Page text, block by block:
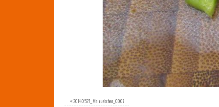
«20140527_Mairuebchen_0007